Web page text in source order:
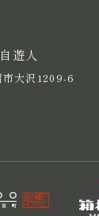
遊人
大沢1209-6